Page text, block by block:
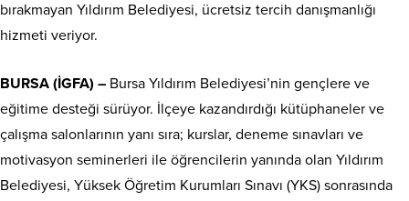
bırakmayan Yıldırım Belediyesi, ücretsiz tercih danışmanlığı
hizmeti veriyor.
BURSA (İGFA) – Bursa Yıldırım Belediyesi’nin gençlere ve
eğitime desteği sürüyor. İlçeye kazandırdığı kütüphaneler ve
çalışma salonlarının yanı sıra; kurslar, deneme sınavları ve
motivasyon seminerleri ile öğrencilerin yanında olan Yıldırım
Belediyesi, Yüksek Öğretim Kurumları Sınavı (YKS) sonrasında